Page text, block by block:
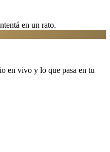
en un rato.
en vivo y lo que pasa en tu